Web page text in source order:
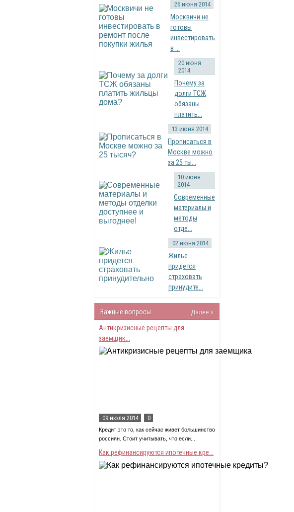
26 июня 2014
Москвичи не
готовы
инвестировать
в ...
20 июня
2014
Почему за
долги ТСЖ
обязаны
платить...
13 июня 2014
Прописаться в
Москве можно
за 25 ты...
10 июня
2014
Современные
материалы и
методы
отде...
02 июня 2014
Жилье
придется
страховать
принудите...
Важные вопросы
Далее »
Антикризисные рецепты для
заемщик...
09 июля 2014 0
Кредит это то, как сейчас живет большинство
россиян. Стоит учитывать, что если...
Как рефинансируются ипотечные кре...